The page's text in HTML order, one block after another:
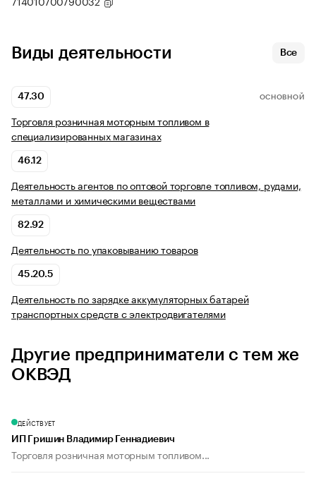
Виды деятельности Все
47.30 ОСНОВНОЙ
Торговля розничная моторным топливом в
специализированных магазинах
46.12
Деятельность агентов по оптовой торговле топливом, рудами,
металлами и химическими веществами
82.92
Деятельность по упаковыванию товаров
45.20.5
Деятельность по зарядке аккумуляторных батарей
транспортных средств с электродвигателями
Другие предприниматели с тем же
ОКВЭД
ДЕЙСТВУЕТ
ИП Гришин Владимир Геннадиевич
Торговля розничная моторным топливом...